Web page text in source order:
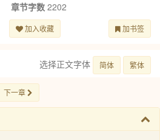
章节字数2202
加入收藏 加书签
选择正文字体 简体 繁体
下一章